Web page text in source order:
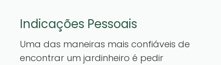
Indicações Pessoais
Uma das maneiras mais confiáveis de
encontrar um jardinheiro é pedir